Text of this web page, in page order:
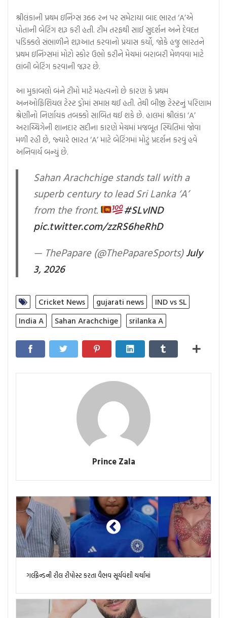
શ્રીલંકાની પ્રથમ ઇનિંગ્સ 366 રન પર સમેટાયા બાદ ભારત ‘A’એ
પોતાની બેટિંગ શરૂ કરી હતી. ટીમ તરફથી સાઈ સુદર્શન અને દેવદત્ત
પડિક્કલે સંભાળીને શરૂઆત કરવાનો પ્રયાસ કર્યો, જોકે હજુ ભારતને
પ્રથમ ઇનિંગ્સમાં મોટો સ્કોર ઉભો કરીને મેચમાં બરાબરી મેળવવા માટે
લાંબી બેટિંગ કરવાની જરૂર છે.
આ મુકાબલો બંને ટીમો માટે મહત્વનો છે કારણ કે પ્રથમ
અનઓફિશિયલ ટેસ્ટ ડ્રોમાં સમાપ્ત થઈ હતી. તેથી બીજી ટેસ્ટનું પરિણામ
શ્રેણીનો નિર્ણાયક તબક્કો સાબિત થઈ શકે છે. હાલમાં શ્રીલંકા ‘A’
અરાચ્ચિગેની શાનદાર સદીના કારણે મેચમાં મજબૂત સ્થિતિમાં જોવા
મળી રહી છે, જ્યારે ભારત ‘A’ માટે બેટિંગમાં મોટું પ્રદર્શન કરવું હવે
અનિવાર્ય બન્યું છે.
Sahan Arachchige stands tall with a
superb century to lead Sri Lanka ‘A’
from the front.
#SLvIND
pic.twitter.com/zzRS6heRhD
— ThePapare (@ThePapareSports)July
3, 2026
Cricket News gujarati news
IND vs SL
India A
Sahan Arachchige srilanka A
Prince Zala
ગર્લફ્રેન્ડની રીલ રીપોસ્ટ કરતા વૈભવ સૂર્યવંશી ચર્ચામાં